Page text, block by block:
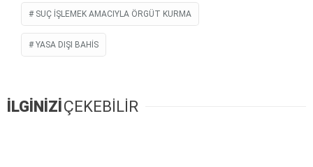
SUÇ IŞLEMEK AMACIYLA ÖRGÜT KURMA
YASA DIŞI BAHIS
İLGİNİZİ ÇEKEBİLİR